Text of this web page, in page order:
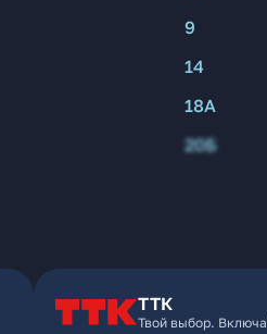
9
14
18А
20Б
ТТК
Твой выбор.